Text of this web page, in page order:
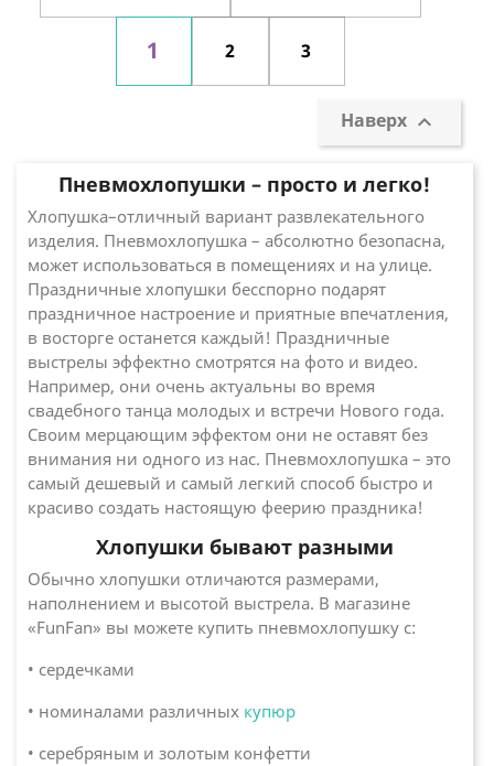
1 2 3
Наверх 
Пневмохлопушки – просто и легко!
Хлопушка–отличный вариант развлекательного
изделия. Пневмохлопушка – абсолютно безопасна,
может использоваться в помещениях и на улице.
Праздничные хлопушки бесспорно подарят
праздничное настроение и приятные впечатления,
в восторге останется каждый! Праздничные
выстрелы эффектно смотрятся на фото и видео.
Например, они очень актуальны во время
свадебного танца молодых и встречи Нового года.
Своим мерцающим эффектом они не оставят без
внимания ни одного из нас. Пневмохлопушка – это
самый дешевый и самый легкий способ быстро и
красиво создать настоящую феерию праздника!
Хлопушки бывают разными
Обычно хлопушки отличаются размерами,
наполнением и высотой выстрела. В магазине
«FunFan» вы можете купить пневмохлопушку с:
• сердечками
• номиналами различных купюр
• серебряным и золотым конфетти